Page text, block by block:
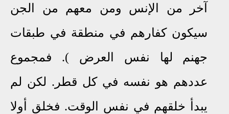
آخر من الإنس ومن معهم من الجن
سيكون كفارهم في منطقة في طبقات
جهنم لها نفس العرض ). فمجموع
عددهم هو نفسه في كل قطر. لكن لم
يبدأ خلقهم في نفس الوقت. فخلق أولا